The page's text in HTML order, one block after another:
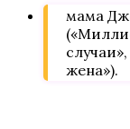
мама
жена»).